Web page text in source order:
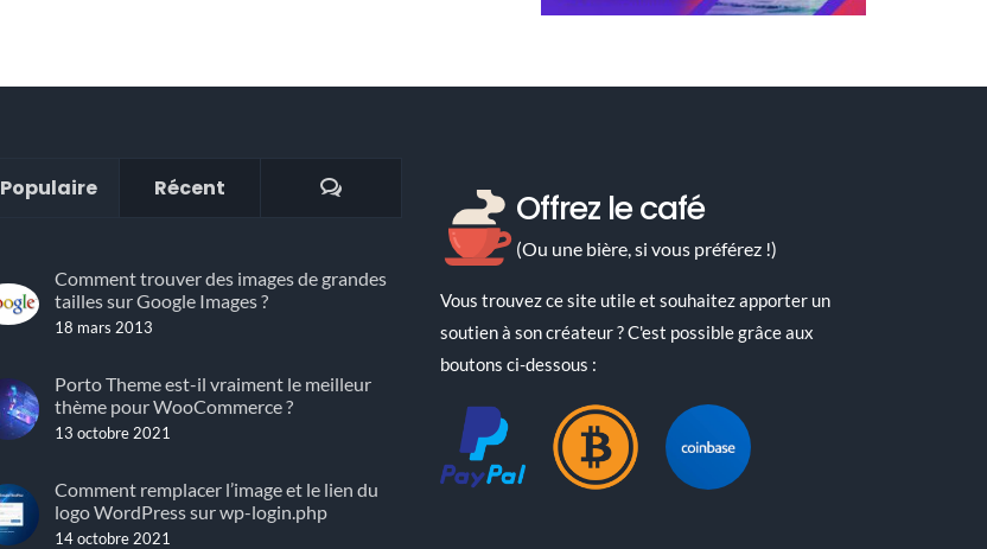
Populaire Récent Commentaires
Comment trouver des images de grandes
tailles sur Google Images ?
18 mars 2013
Porto Theme est-il vraiment le meilleur
thème pour WooCommerce ?
13 octobre 2021
Comment remplacer l’image et le lien du
logo WordPress sur wp-login.php
14 octobre 2021
Offrez le café
(Ou une bière, si vous préférez !)
Vous trouvez ce site utile et souhaitez apporter un
soutien à son créateur ? C'est possible grâce aux
boutons ci-dessous :